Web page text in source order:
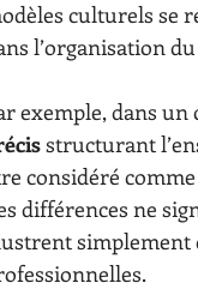
culturels se
l’organisation
exemple, dans
structurant
considéré
différences ne
simplement